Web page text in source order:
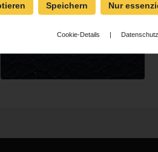
Speichern Nur
Cookie-Details |